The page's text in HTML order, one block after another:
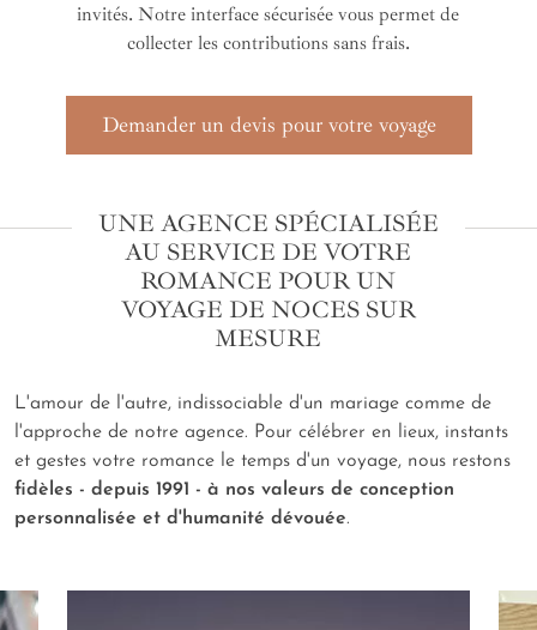
invités. Notre interface sécurisée vous permet de
collecter les contributions sans frais.
Demander un devis pour votre voyage
UNE AGENCE SPÉCIALISÉE
AU SERVICE DE VOTRE
ROMANCE POUR UN
VOYAGE DE NOCES SUR
MESURE
L'amour de l'autre, indissociable d'un mariage comme de
l'approche de notre agence. Pour célébrer en lieux, instants
et gestes votre romance le temps d'un voyage, nous restons
fidèles - depuis 1991 - à nos valeurs de conception
personnalisée et d'humanité dévouée.